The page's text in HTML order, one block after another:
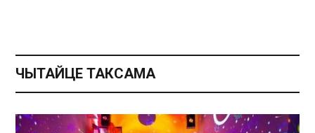
ЧЫТАЙЦЕ ТАКСАМА